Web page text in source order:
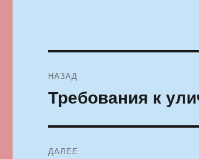
по
НАЗАД
Предыдущая
запись:
Требования к
ДАЛЕЕ